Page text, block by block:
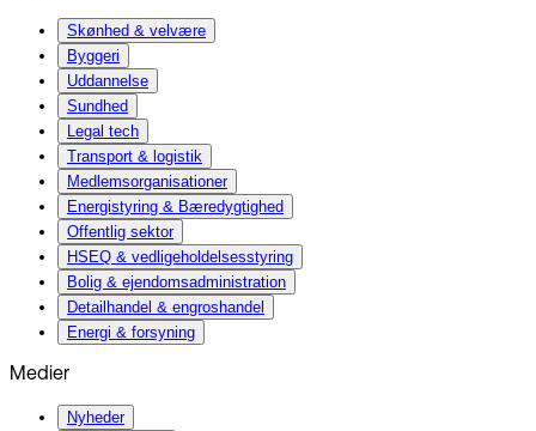
Skønhed & velvære
Byggeri
Uddannelse
Sundhed
Legal tech
Transport & logistik
Medlemsorganisationer
Energistyring & Bæredygtighed
Offentlig sektor
HSEQ & vedligeholdelsesstyring
Bolig & ejendomsadministration
Detailhandel & engroshandel
Energi & forsyning
Medier
Nyheder